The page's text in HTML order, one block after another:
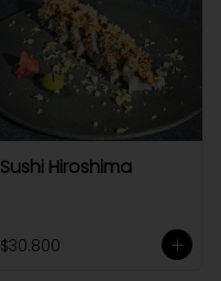
Sushi Hiroshima
$30.800